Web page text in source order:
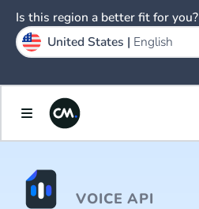
VOICE API
Is this region a better fit for you?
United States | English